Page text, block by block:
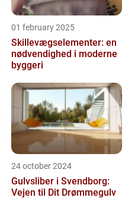
01 february 2025
Skillevægselementer: en
nødvendighed i moderne
byggeri
24 october 2024
Gulvsliber i Svendborg:
Vejen til Dit Drømmegulv